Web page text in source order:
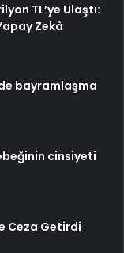
TL’ye Ulaştı:
Zekâ
bayramlaşma
cinsiyeti
Ceza Getirdi